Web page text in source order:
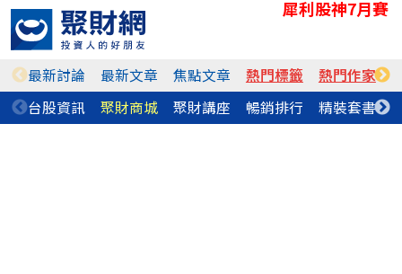
犀利股神7月賽
最新討論 最新文章 焦點文章 熱門標籤 熱門作家
台股資訊
聚財商城 聚財講座 暢銷排行 精裝套書